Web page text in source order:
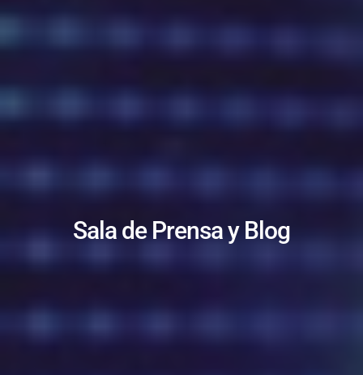
Sala de Prensa y Blog